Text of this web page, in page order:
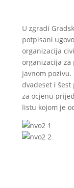
U zgradi
potpisani
organizacija
organizacija
javnom
dvadeset i šest
za ocjenu
listu kojom je